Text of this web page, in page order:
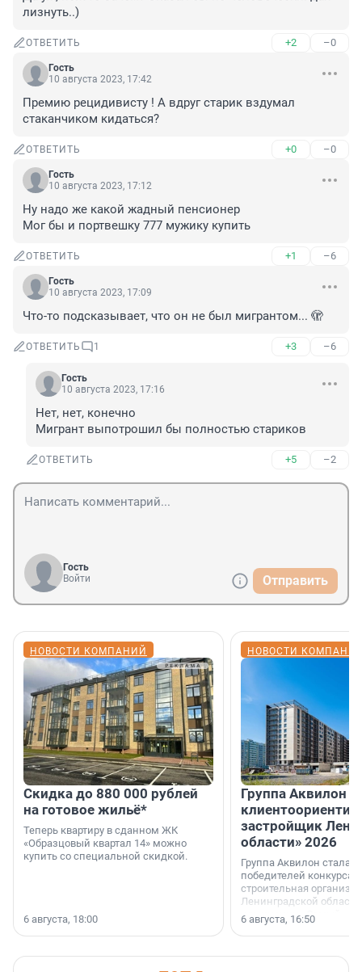
лизнуть..)
ОТВЕТИТЬ +2 –0
Гость
10 августа 2023, 17:42
Премию рецидивисту ! А вдруг старик вздумал
стаканчиком кидаться?
ОТВЕТИТЬ +0 –0
Гость
10 августа 2023, 17:12
Ну надо же какой жадный пенсионер
Мог бы и портвешку 777 мужику купить
ОТВЕТИТЬ +1 –6
Гость
10 августа 2023, 17:09
Что-то подсказывает, что он не был мигрантом... 🫣
ОТВЕТИТЬ 1 +3 –6
Гость
10 августа 2023, 17:16
Нет, нет, конечно
Мигрант выпотрошил бы полностью стариков
ОТВЕТИТЬ +5 –2
Гость
Войти
Отправить
НОВОСТИ КОМПАНИЙ
Скидка до 880 000 рублей
на готовое жильё*
Теперь квартиру в сданном ЖК
«Образцовый квартал 14» можно
купить со специальной скидкой.
6 августа, 18:00
НОВОСТИ
Группа Аквилон
застройщик
области» 2026
Группа Аквилон стала
победителей конкурса
строительная
Ленинградской области
номинации «Самый
застройщик
области».
6 августа, 16:50